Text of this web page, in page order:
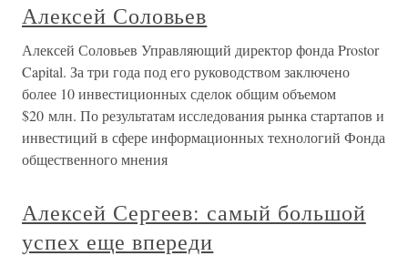
Алексей Соловьев
Алексей Соловьев Управляющий директор фонда Prostor
Capital. За три года под его руководством заключено
более 10 инвестиционных сделок общим объемом
$20 млн. По результатам исследования рынка стартапов и
инвестиций в сфере информационных технологий Фонда
общественного мнения
Алексей Сергеев: самый большой
успех еще впереди